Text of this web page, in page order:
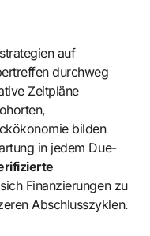
auf
durchweg
Zeitpläne
bilden
in jedem Due-
Finanzierungen zu
Abschlusszyklen.